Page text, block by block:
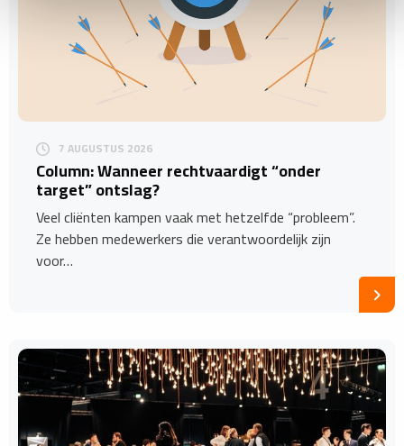
7 AUGUSTUS 2026
Column: Wanneer rechtvaardigt “onder
target” ontslag?
Veel cliënten kampen vaak met hetzelfde “probleem”.
Ze hebben medewerkers die verantwoordelijk zijn
voor…